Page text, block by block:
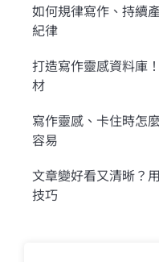
如何規律寫作、持續
紀律
打造寫作靈感資料庫
材
寫作靈感、卡住時怎
容易
文章變好看又清晰？
技巧